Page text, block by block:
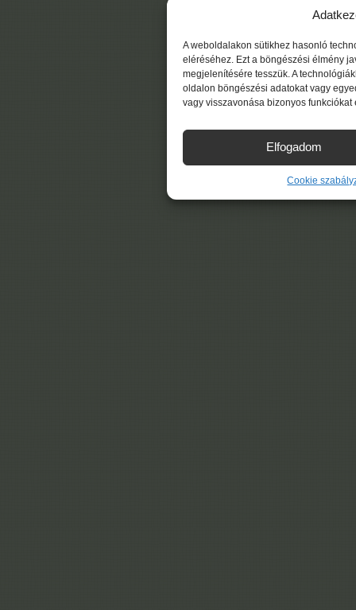
A weboldalakon sütikhez hasonló
eléréséhez. Ezt a böngészési élmény
megjelenítésére tesszük. A
oldalon böngészési adatokat vagy
vagy visszavonása bizonyos
Elfogadom
Cookie